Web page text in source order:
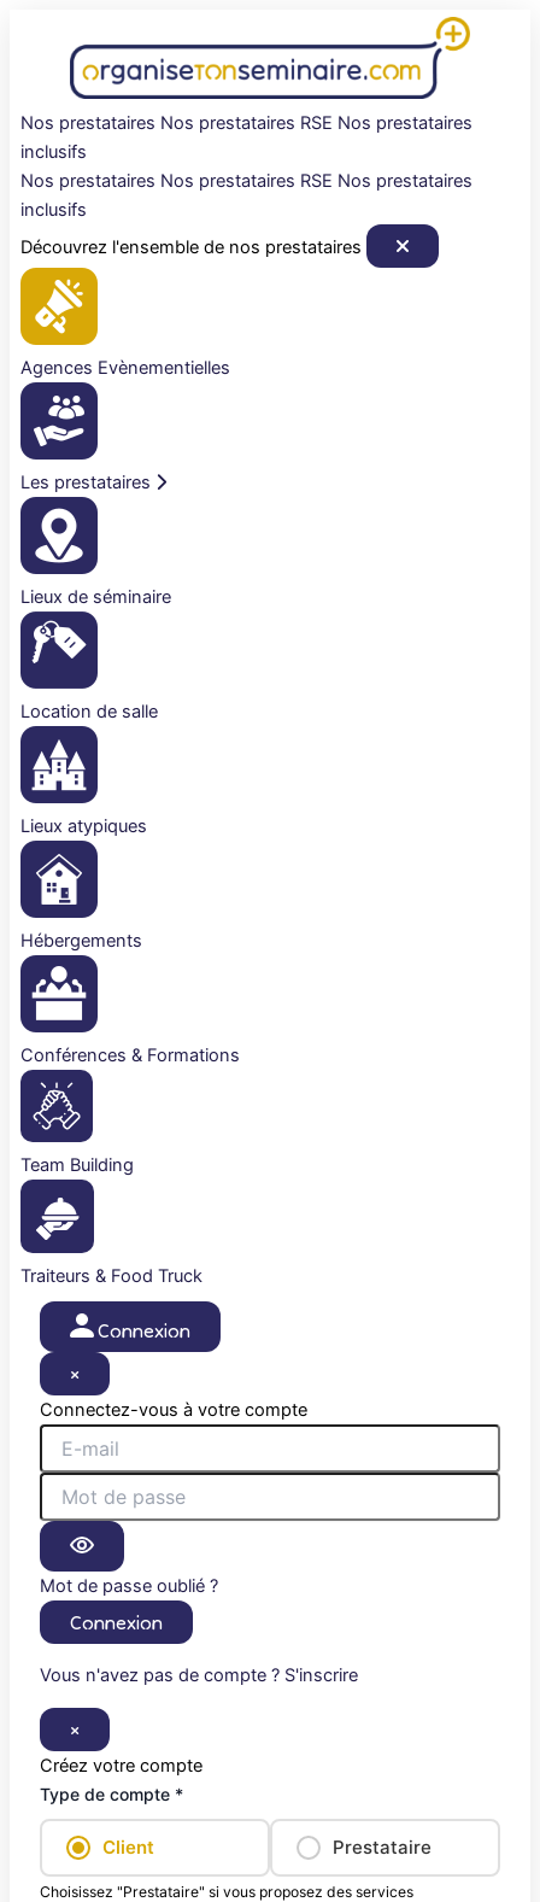
Nos prestataires Nos prestataires RSE Nos prestataires
inclusifs
Nos prestataires Nos prestataires RSE Nos prestataires
inclusifs
Découvrez l'ensemble de nos prestataires
Agences Evènementielles
Les prestataires
Lieux de séminaire
Location de salle
Lieux atypiques
Hébergements
Conférences & Formations
Team Building
Traiteurs & Food Truck
Connexion
×
Connectez-vous à votre compte
Mot de passe oublié ?
Connexion
Vous n'avez pas de compte ? S'inscrire
×
Créez votre compte
Type de compte *
Client Prestataire
Choisissez "Prestataire" si vous proposez des services